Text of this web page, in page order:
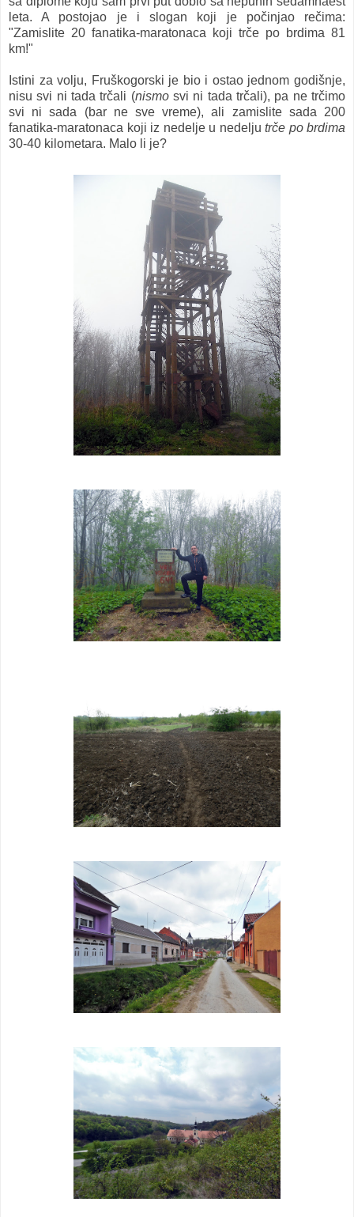
leta. A postojao je i slogan koji je počinjao rečima:
"Zamislite 20 fanatika-maratonaca koji trče po brdima 81
km!"
Istini za volju, Fruškogorski je bio i ostao jednom godišnje,
nisu svi ni tada trčali (nismosvi ni tada trčali), pa ne trčimo
svi ni sada (bar ne sve vreme), ali zamislite sada 200
fanatika-maratonaca koji iz nedelje u nedelju trče po brdima
30-40 kilometara. Malo li je?